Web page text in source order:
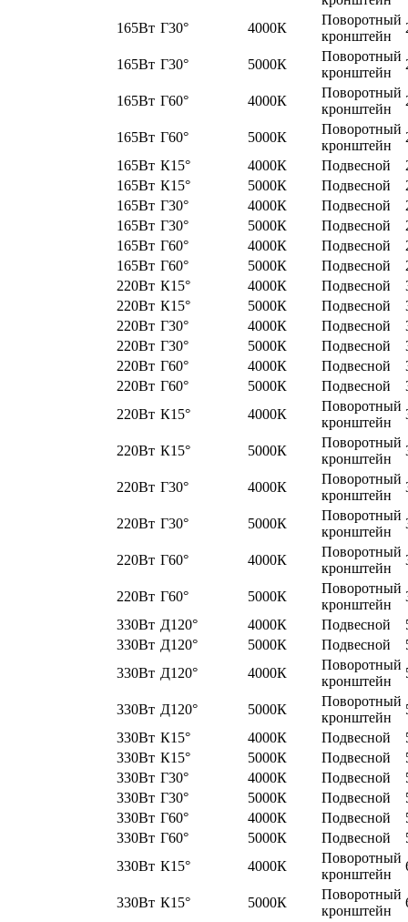
165Вт Г30° 4000К
Поворотный
кронштейн
165Вт Г30° 5000К
Поворотный
кронштейн
165Вт Г60° 4000К
Поворотный
кронштейн
165Вт Г60° 5000К
Поворотный
кронштейн
165Вт К15° 4000К Подвесной
165Вт К15° 5000К Подвесной
165Вт Г30° 4000К Подвесной
165Вт Г30° 5000К Подвесной
165Вт Г60° 4000К Подвесной
165Вт Г60° 5000К Подвесной
220Вт К15° 4000К Подвесной
220Вт К15° 5000К Подвесной
220Вт Г30° 4000К Подвесной
220Вт Г30° 5000К Подвесной
220Вт Г60° 4000К Подвесной
220Вт Г60° 5000К Подвесной
220Вт К15° 4000К
Поворотный
кронштейн
220Вт К15° 5000К
Поворотный
кронштейн
220Вт Г30° 4000К
Поворотный
кронштейн
220Вт Г30° 5000К
Поворотный
кронштейн
220Вт Г60° 4000К
Поворотный
кронштейн
220Вт Г60° 5000К
Поворотный
кронштейн
330Вт Д120° 4000К Подвесной
330Вт Д120° 5000К Подвесной
330Вт Д120° 4000К
Поворотный
кронштейн
330Вт Д120° 5000К
Поворотный
кронштейн
330Вт К15° 4000К Подвесной
330Вт К15° 5000К Подвесной
330Вт Г30° 4000К Подвесной
330Вт Г30° 5000К Подвесной
330Вт Г60° 4000К Подвесной
330Вт Г60° 5000К Подвесной
330Вт К15° 4000К
Поворотный
кронштейн
330Вт К15° 5000К
Поворотный
кронштейн